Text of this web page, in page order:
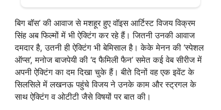
बिग बॉस’ की आवाज से मशहूर हुए वॉइस आर्टिस्ट विजय विक्रम
सिंह अब फिल्मों में भी ऐक्टिंग कर रहे हैं। जितनी उनकी आवाज
दमदार है, उतनी ही ऐक्टिंग भी बेमिसाल है। केके मेनन की ‘स्पेशल
ऑप्स’, मनोज बाजपेयी की ‘द फैमिली फैन’ समेत कई वेब सीरीज में
अपनी ऐक्टिंग का दम दिखा चुके हैं। बीते दिनों वह एक इवेंट के
सिलसिले में लखनऊ पहुंचे विजय ने उनके काम और स्ट्रगल के
साथ ऐक्टिंग व ओटीटी जैसे विषयों पर बात की।